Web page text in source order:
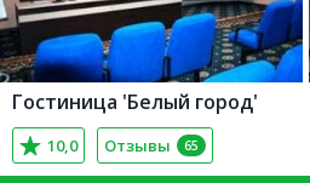
Гостиница 'Белый город'
10,0 Отзывы 65